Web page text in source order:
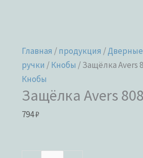
Главная /продукция /Дверные
ручки /Кнобы / Защёлка Avers
Кнобы
Защёлка Avers
794₽